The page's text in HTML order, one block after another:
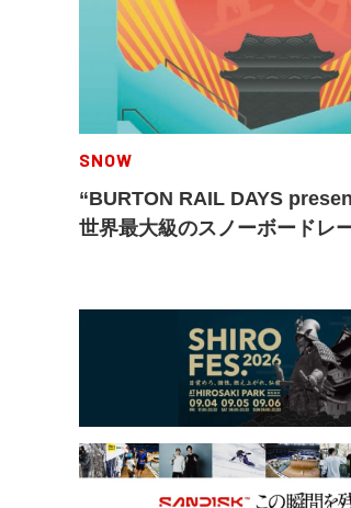
SNOW
“BURTON RAIL DAYS
世界最大級のスノーボードレ